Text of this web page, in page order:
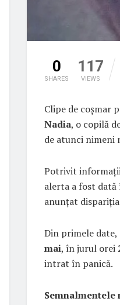
0
SHARES
117
VIEWS
Clipe de coșmar
Nadia, o copilă
de atunci nimeni
Potrivit
alerta a fost dată
anunțat
Din primele
mai, în jurul orei
intrat în panică.
Semnalmentele